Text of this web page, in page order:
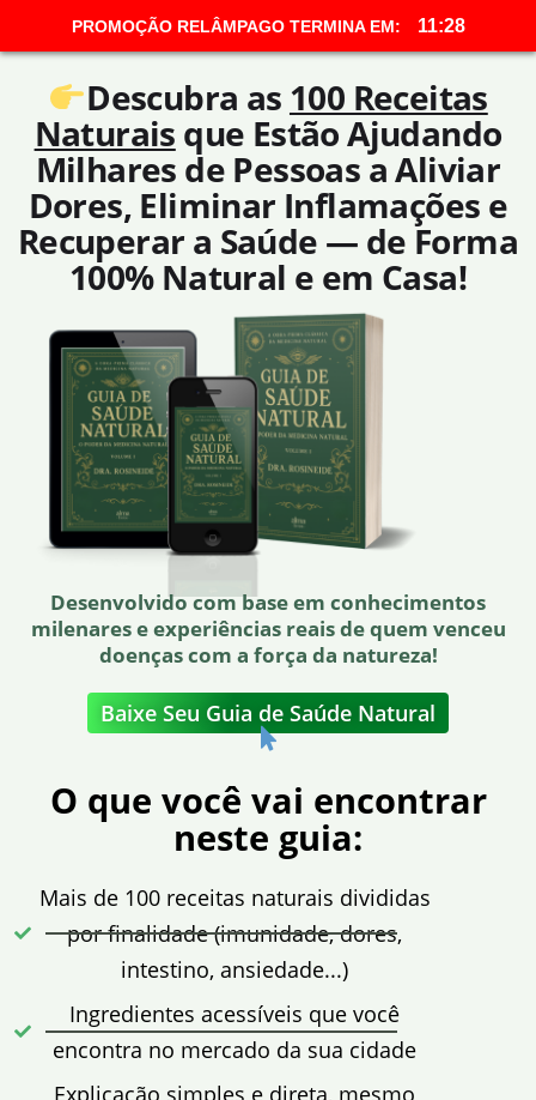
PROMOÇÃO RELÂMPAGO TERMINA EM: 11:26
Descubra as 100 Receitas
Naturais que Estão Ajudando
Milhares de Pessoas a Aliviar
Dores, Eliminar Inflamações e
Recuperar a Saúde — de Forma
100% Natural e em Casa!
Desenvolvido com base em conhecimentos
milenares e experiências reais de quem venceu
doenças com a força da natureza!
Baixe Seu Guia de Saúde Natural
O que você vai encontrar
neste guia:
Mais de 100 receitas naturais divididas
por finalidade (imunidade, dores,
intestino, ansiedade...)
Ingredientes acessíveis que você
encontra no mercado da sua cidade